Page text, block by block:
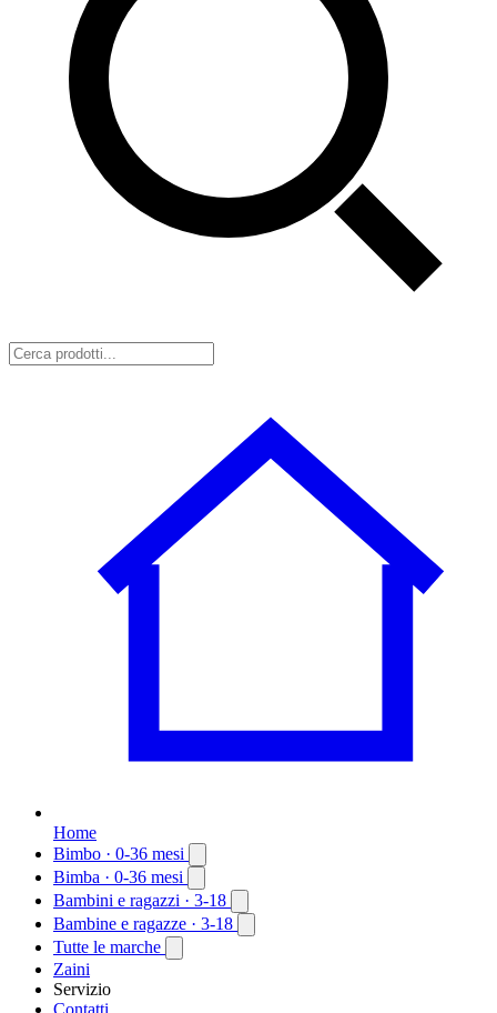
Home
Bimbo · 0-36 mesi
Bimba · 0-36 mesi
Bambini e ragazzi · 3-18
Bambine e ragazze · 3-18
Tutte le marche
Zaini
Servizio
Contatti